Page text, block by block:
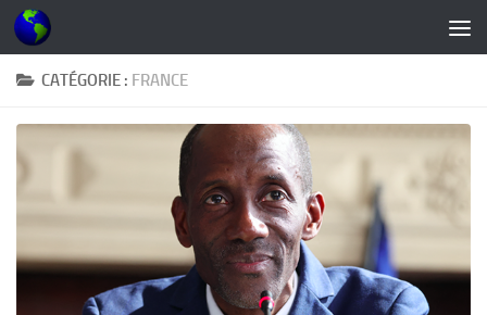
Skip to content
CATÉGORIE : FRANCE